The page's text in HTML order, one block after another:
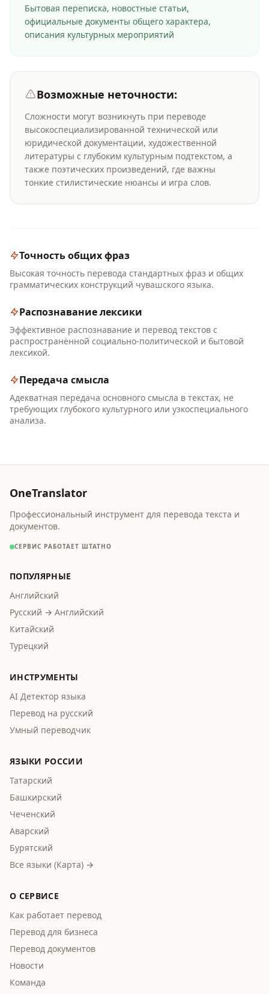
Бытовая переписка, новостные статьи,
официальные документы общего характера,
описания культурных мероприятий
Возможные неточности:
Сложности могут возникнуть при переводе
высокоспециализированной технической или
юридической документации, художественной
литературы с глубоким культурным подтекстом, а
также поэтических произведений, где важны
тонкие стилистические нюансы и игра слов.
Точность общих фраз
Высокая точность перевода стандартных фраз и общих
грамматических конструкций чувашского языка.
Распознавание лексики
Эффективное распознавание и перевод текстов с
распространённой социально-политической и бытовой
лексикой.
Передача смысла
Адекватная передача основного смысла в текстах, не
требующих глубокого культурного или узкоспециального
анализа.
OneTranslator
Профессиональный инструмент для перевода текста и
документов.
СЕРВИС РАБОТАЕТ ШТАТНО
ПОПУЛЯРНЫЕ
Английский
Русский → Английский
Китайский
Турецкий
ИНСТРУМЕНТЫ
AI Детектор языка
Перевод на русский
Умный переводчик
ЯЗЫКИ РОССИИ
Татарский
Башкирский
Чеченский
Аварский
Бурятский
Все языки (Карта) →
О СЕРВИСЕ
Как работает перевод
Перевод для бизнеса
Перевод документов
Новости
Команда